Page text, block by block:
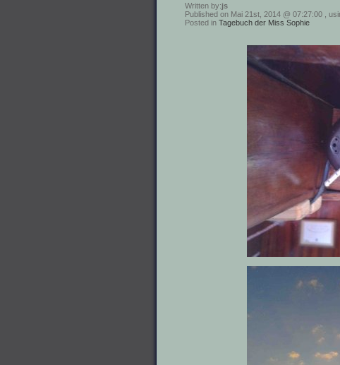
Written by:js
Published on Mai 21st, 2014 @ 07:27:00 ,
Posted in Tagebuch der Miss Sophie